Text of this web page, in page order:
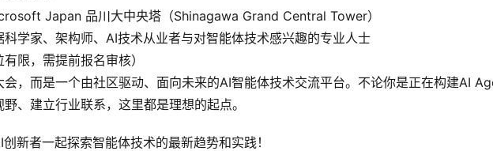
Japan 品川大中央塔（Shinagawa Grand Central Tower）
学家、架构师、AI技术从业者与对智能体技术感兴趣的专业人士
限，需提前报名审核）
，而是一个由社区驱动、面向未来的AI智能体技术交流平台。不论你是正在构建AI
、建立行业联系，这里都是理想的起点。
新者一起探索智能体技术的最新趋势和实践！